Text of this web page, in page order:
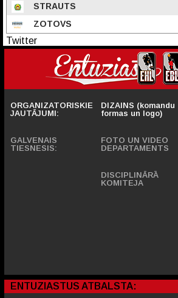
STRAUTS
ZOTOVS
Twitter
ORGANIZATORISKIE
JAUTĀJUMI:
GALVENAIS
TIESNESIS:
DIZAINS (komandu
formas un logo)
FOTO UN VIDEO
DEPARTAMENTS
DISCIPLINĀRĀ
KOMITEJA
ENTUZIASTUS ATBALSTA: